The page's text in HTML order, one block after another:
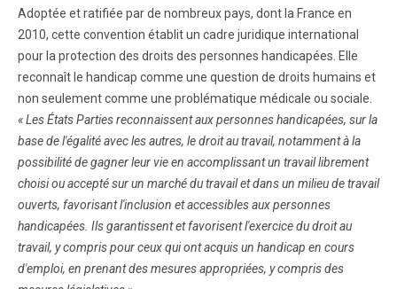
Adoptée et ratifiée par de nombreux pays, dont la France en
2010, cette convention établit un cadre juridique international
pour la protection des droits des personnes handicapées. Elle
reconnaît le handicap comme une question de droits humains et
non seulement comme une problématique médicale ou sociale.
« Les États Parties reconnaissent aux personnes handicapées, sur la
base de l'égalité avec les autres, le droit au travail, notamment à la
possibilité de gagner leur vie en accomplissant un travail librement
choisi ou accepté sur un marché du travail et dans un milieu de travail
ouverts, favorisant l'inclusion et accessibles aux personnes
handicapées. Ils garantissent et favorisent l'exercice du droit au
travail, y compris pour ceux qui ont acquis un handicap en cours
d'emploi, en prenant des mesures appropriées, y compris des